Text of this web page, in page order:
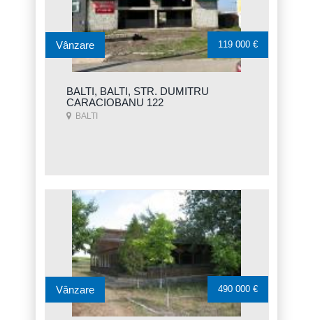
BALTI, BALTI, STR. DUMITRU
CARACIOBANU 122
BALTI
Vânzare 119 000 €
Vânzare 490 000 €